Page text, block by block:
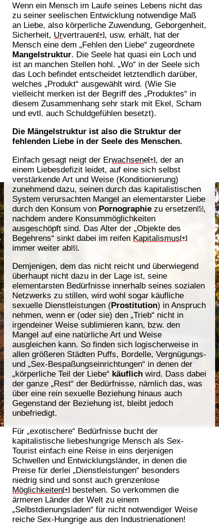
Wenn ein Mensch im Laufe seines Lebens nicht das
zu seiner seelischen Entwicklung notwendige Maß
an Liebe, also körperliche Zuwendung, Geborgenheit,
Sicherheit, Urvertrauen[+] , usw. erhält, hat der
Mensch eine dem „Fehlen den Liebe“ zugeordnete
Mangelstruktur. Die Seele hat quasi ein Loch und
ist an manchen Stellen hohl. „Wo“ in der Seele sich
das Loch befindet entscheidet letztendlich darüber,
welches „Produkt“ ausgewählt wird. (Wie Sie
vielleicht merken ist der Begriff des „Produktes“ in
diesem Zusammenhang sehr stark mit Ekel, Scham
und evtl. auch Schuldgefühlen besetzt).
Die Mängelstruktur ist also die Struktur der
fehlenden Liebe in der Seele des Menschen.
Einfach gesagt neigt der Erwachsene[+], der an
einem Liebesdefizit leidet, auf eine sich selbst
verstärkende Art und Weise (Konditionierung)
zunehmend dazu, seinen durch das kapitalistischen
System verursachten Mangel an elementarster Liebe
durch den Konsum von Pornographie zu ersetzen[5],
nachdem andere Konsummöglichkeiten
ausgeschöpft sind. Das Alter der „Objekte des
Begehrens“ sinkt dabei im reifen Kapitalismus[+]
immer weiter ab[6].
Demjenigen, dem das nicht reicht und überwiegend
überhaupt nicht dazu in der Lage ist, seine
elementarsten Bedürfnisse innerhalb seines sozialen
Netzwerks zu stillen, wird wohl sogar käufliche
sexuelle Dienstleistungen (Prostitution) in Anspruch
nehmen, wenn er (oder sie) den „Trieb“ nicht in
irgendeiner Weise sublimieren kann, bzw. den
Mangel auf eine natürliche Art und Weise
ausgleichen kann. So finden sich logischerweise in
allen größeren Städten Puffs, Bordelle, Vergnügungs-
und „Sex-Bespaßungseinrichtungen“ in denen der
„körperliche Teil der Liebe“ käuflich wird. Dass dabei
der ganze „Rest“ der Bedürfnisse, nämlich das, was
über eine rein sexuelle Beziehung hinaus auch
Gegenstand der Beziehung ist, bleibt jedoch
unbefriedigt.
Für „exotischere“ Bedürfnisse bucht der
kapitalistische liebeshungrige Mensch als Sex-
Tourist einfach eine Reise in eins derjenigen
Schwellen und Entwicklungsländer, in denen die
Preise für derlei „Dienstleistungen“ besonders
niedrig sind und sonst auch grenzenlose
Möglichkeiten[+] bestehen. So verkommen die
ärmeren Länder der Welt zu einem
„Selbstdienungsladen“ für nicht notwendiger Weise
reiche Sex-Hungrige aus den Industrienationen!